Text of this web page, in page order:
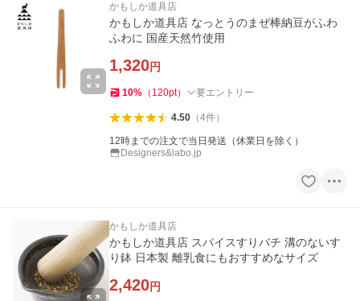
かもしか道具店
かもしか道具店 なっとうのまぜ棒納豆がふわ
ふわに 国産天然竹使用
1,320円
10% （ 120pt） 要エントリー
4.50（4件）
12時までの注文で当日発送（休業日を除く）
Designers&labo.jp
かもしか道具店
かもしか道具店 スパイスすりバチ 溝のないす
り鉢 日本製 離乳食にもおすすめなサイズ
2,420円